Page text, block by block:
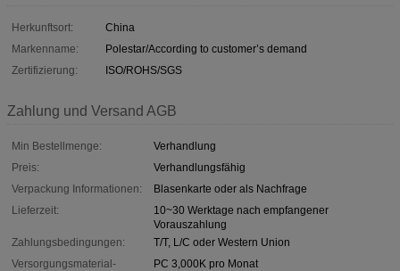
Herkunftsort:
China
Markenname:
Polestar/According to customer’s demand
Zertifizierung:
ISO/ROHS/SGS
Zahlung und Versand AGB
Min Bestellmenge:
Verhandlung
Preis:
Verhandlungsfähig
Verpackung Informationen:
Blasenkarte oder als Nachfrage
Lieferzeit:
10~30 Werktage nach empfangener
Vorauszahlung
Zahlungsbedingungen:
T/T, L/C oder Western Union
Versorgungsmaterial-
PC 3,000K pro Monat